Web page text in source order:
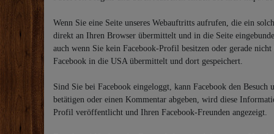
Wenn Sie eine Seite unseres Webauftritts aufrufen, die ein
direkt an Ihren Browser übermittelt und in die Seite
auch wenn Sie kein Facebook-Profil besitzen oder gerade
Facebook in die USA übermittelt und dort gespeichert.
Sind Sie bei Facebook eingeloggt, kann Facebook den
betätigen oder einen Kommentar abgeben, wird diese
Profil veröffentlicht und Ihren Facebook-Freunden angezeigt.